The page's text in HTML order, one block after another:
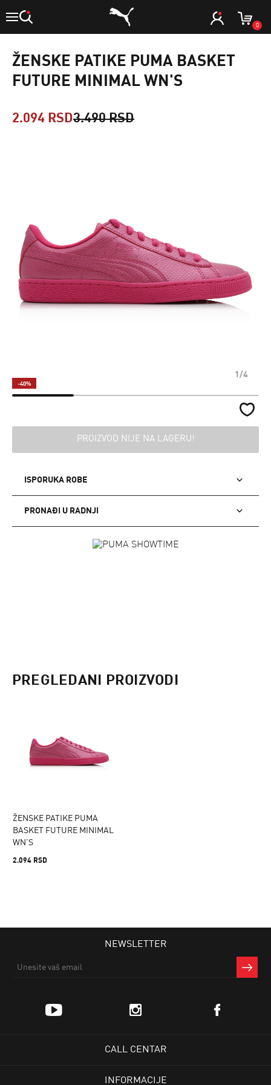
0
ŽENSKE PATIKE PUMA BASKET
FUTURE MINIMAL WN'S
2.094 RSD3.490 RSD
1/4
-40%
PROIZVOD NIJE NA LAGERU!
ISPORUKA ROBE
PRONAĐI U RADNJI
PREGLEDANI PROIZVODI
ŽENSKE PATIKE PUMA
BASKET FUTURE MINIMAL
WN'S
2.094 RSD
NEWSLETTER
CALL CENTAR
INFORMACIJE